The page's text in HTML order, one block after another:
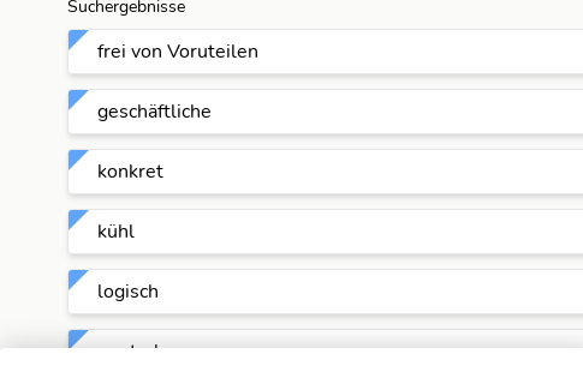
Suchergebnisse
frei von Voruteilen
geschäftliche
konkret
kühl
logisch
neutral